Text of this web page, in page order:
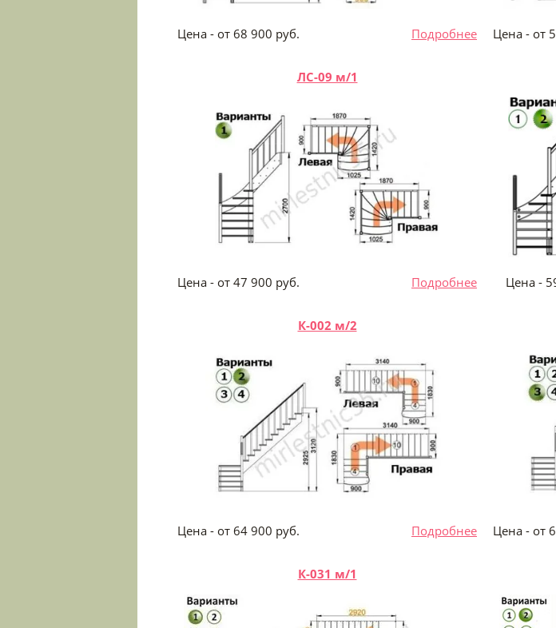
Цена - от 68 900 руб. Подробнее Цена
ЛС-09 м/1
Цена - от 47 900 руб. Подробнее Цена -
К-002 м/2
Цена - от 64 900 руб. Подробнее Цена
К-031 м/1